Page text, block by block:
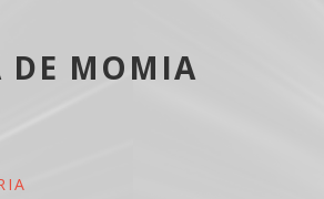
DE MOMIA